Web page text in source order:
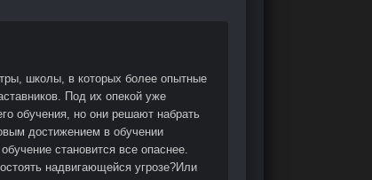
школы, в которых более опытные
Под их опекой уже
обучения, но они решают набрать
достижением в обучении
становится все опаснее.
надвигающейся угрозе?Или